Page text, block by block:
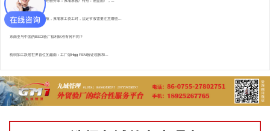
直赴柬埔寨，为验厂护航，柬埔寨工资工时，法定节假需要注意哪些...
东南亚与中国的BSCI验厂福利标准有何不同？
纺织加工跃居世界首位的越南：工厂做Higg FEM验证现状和...